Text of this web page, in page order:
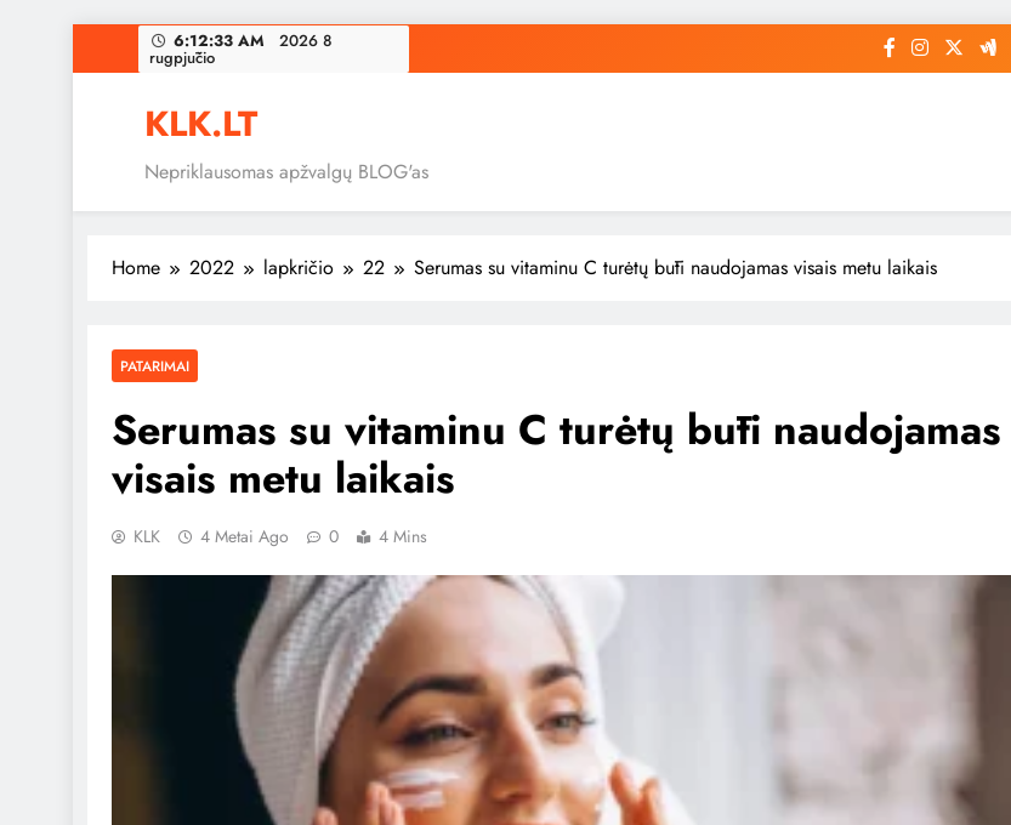
to
6:12:33 AM 2026 8
rugpjūčio
KLK.LT
Nepriklausomas apžvalgų BLOG'as
Home 2022 lapkričio 22 Serumas su vitaminu C turėtų būti naudojamas visais metu laikais
PATARIMAI
Serumas su vitaminu C turėtų būti naudojamas
visais metu laikais
KLK 4 Metai Ago 0 4 Mins